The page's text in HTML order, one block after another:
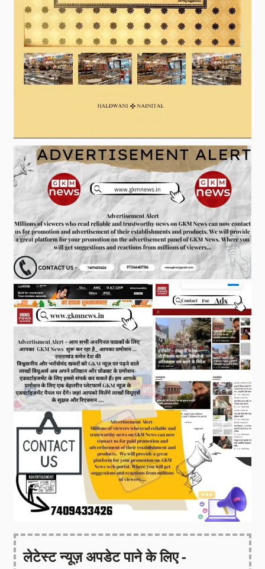
लेटेस्ट न्यूज़ अपडेट पाने के लिए -